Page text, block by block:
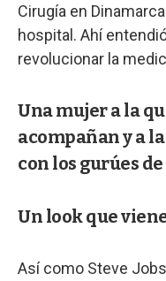
Cirugía en
hospital. Ahí
revolucionar la
Una mujer a la
acompañan y a
con los gurúes
Un look que
Así como Steve